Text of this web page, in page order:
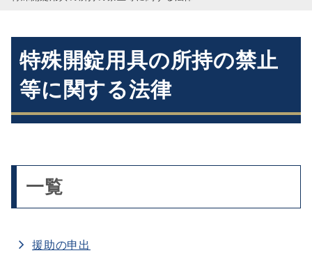
特殊開錠用具の所持の禁止
等に関する法律
一覧
援助の申出